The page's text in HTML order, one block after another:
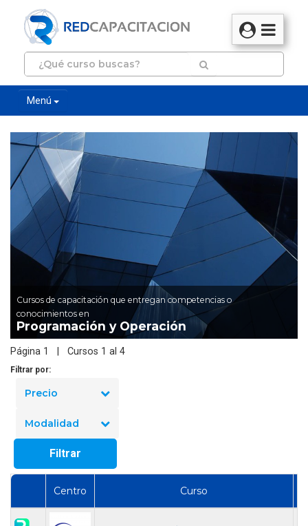
Menú
Cursos de capacitación que entregan competencias o
conocimientos en
Programación y Operación
Página 1 | Cursos 1 al 4
Filtrar por:
Precio
Modalidad
Filtrar
Centro Curso